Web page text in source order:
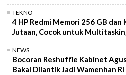
TEKNO
4 HP Redmi Memori 256 GB dan
Jutaan, Cocok untuk
NEWS
Bocoran Reshuffle Kabinet
Bakal Dilantik Jadi Wamenhan RI